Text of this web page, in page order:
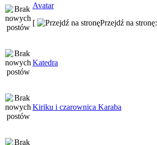
Avatar
[
Przejdź na stronę:
Katedra
Kiriku i czarownica Karaba